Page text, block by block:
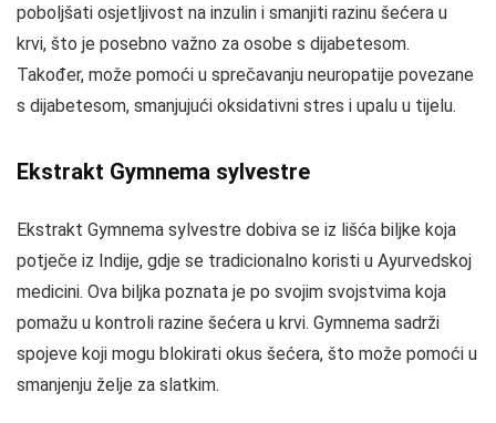
poboljšati osjetljivost na inzulin i smanjiti razinu šećera u
krvi, što je posebno važno za osobe s dijabetesom.
Također, može pomoći u sprečavanju neuropatije povezane
s dijabetesom, smanjujući oksidativni stres i upalu u tijelu.
Ekstrakt Gymnema sylvestre
Ekstrakt Gymnema sylvestre dobiva se iz lišća biljke koja
potječe iz Indije, gdje se tradicionalno koristi u Ayurvedskoj
medicini. Ova biljka poznata je po svojim svojstvima koja
pomažu u kontroli razine šećera u krvi. Gymnema sadrži
spojeve koji mogu blokirati okus šećera, što može pomoći u
smanjenju želje za slatkim.